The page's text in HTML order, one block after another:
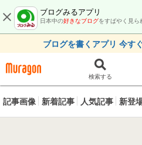
ブログみるアプリ
日本中の好きなブログをすばやく見ら
ブログを書くアプリ 今す
検索する
記事画像 新着記事 人気記事 新登